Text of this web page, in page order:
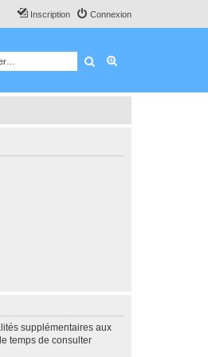
Connexion
Inscription
Rechercher
supplémentaires aux
temps de consulter